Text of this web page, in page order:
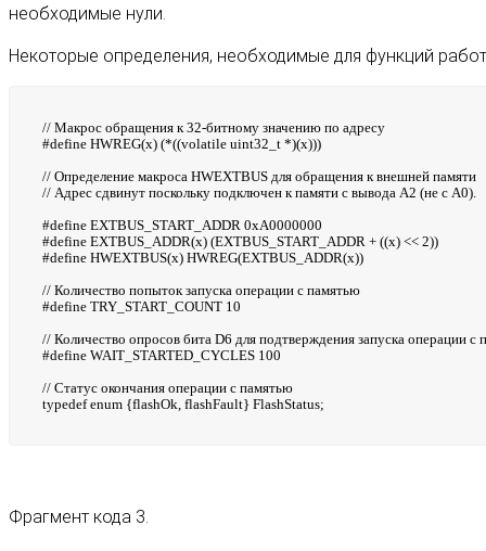
необходимые нули.
Некоторые определения, необходимые для функций
// Макрос обращения к 32-битному значению по адресу
#define HWREG(x) (*((volatile uint32_t *)(x)))
// Определение макроса HWEXTBUS для обращения к внешней памяти
// Адрес сдвинут поскольку подключен к памяти с вывода А2 (не с А0).
#define EXTBUS_START_ADDR 0xA0000000
#define EXTBUS_ADDR(x) (EXTBUS_START_ADDR + ((x) << 2))
#define HWEXTBUS(x) HWREG(EXTBUS_ADDR(x))
// Количество попыток запуска операции с памятью
#define TRY_START_COUNT 10
// Количество опросов бита D6 для подтверждения запуска операции с
#define WAIT_STARTED_CYCLES 100
// Статус окончания операции с памятью
typedef enum {flashOk, flashFault} FlashStatus;
Фрагмент кода 3.